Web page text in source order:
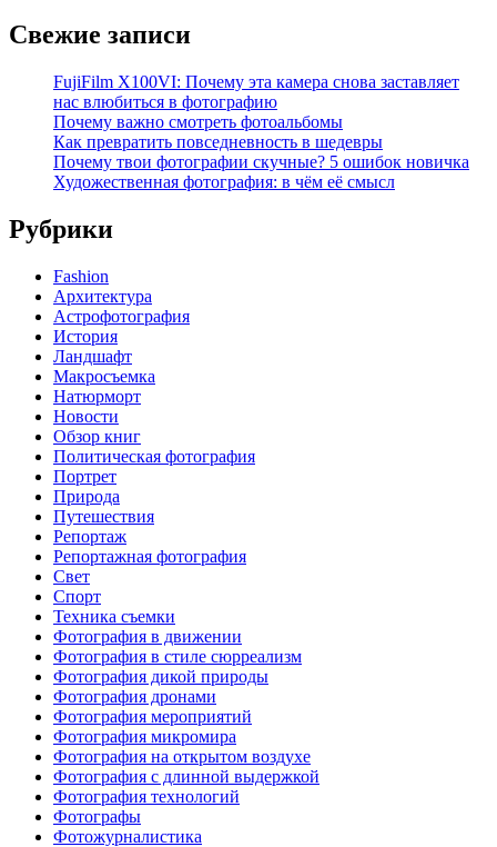
Свежие записи
FujiFilm X100VI: Почему эта камера снова заставляет
нас влюбиться в фотографию
Почему важно смотреть фотоальбомы
Как превратить повседневность в шедевры
Почему твои фотографии скучные? 5 ошибок новичка
Художественная фотография: в чём её смысл
Рубрики
Fashion
Архитектура
Астрофотография
История
Ландшафт
Макросъемка
Натюрморт
Новости
Обзор книг
Политическая фотография
Портрет
Природа
Путешествия
Репортаж
Репортажная фотография
Свет
Спорт
Техника съемки
Фотография в движении
Фотография в стиле сюрреализм
Фотография дикой природы
Фотография дронами
Фотография мероприятий
Фотография микромира
Фотография на открытом воздухе
Фотография с длинной выдержкой
Фотография технологий
Фотографы
Фотожурналистика